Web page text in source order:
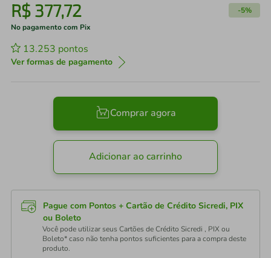
R$ 377,72 -5%
No pagamento com Pix
13.253 pontos
Ver formas de pagamento
Comprar agora
Adicionar ao carrinho
Pague com Pontos + Cartão de Crédito Sicredi, PIX
ou Boleto
Você pode utilizar seus Cartões de Crédito Sicredi , PIX ou
Boleto* caso não tenha pontos suficientes para a compra deste
produto.